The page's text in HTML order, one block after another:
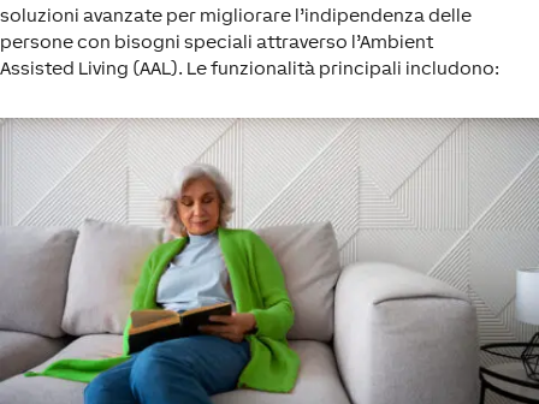
soluzioni avanzate per migliorare l’indipendenza delle
persone con bisogni speciali attraverso l’Ambient
Assisted Living (AAL). Le funzionalità principali includono: